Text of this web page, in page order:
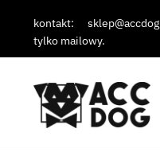
kontakt:
tylko mailowy.